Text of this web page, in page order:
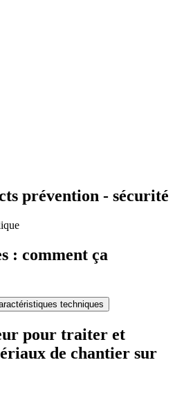
prévention - sécurité
: comment ça
techniques
pour traiter et
de chantier sur